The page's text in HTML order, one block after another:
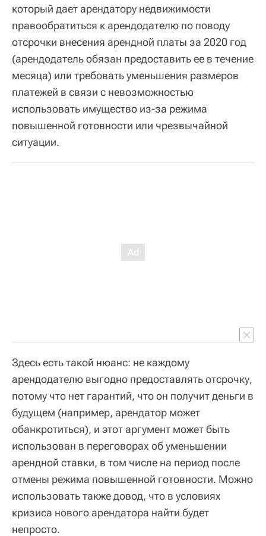
который дает арендатору недвижимости
правообратиться к арендодателю по поводу
отсрочки внесения арендной платы за 2020 год
(арендодатель обязан предоставить ее в течение
месяца) или требовать уменьшения размеров
платежей в связи с невозможностью
использовать имущество из-за режима
повышенной готовности или чрезвычайной
ситуации.
Здесь есть такой нюанс: не каждому
арендодателю выгодно предоставлять отсрочку,
потому что нет гарантий, что он получит деньги в
будущем (например, арендатор может
обанкротиться), и этот аргумент может быть
использован в переговорах об уменьшении
арендной ставки, в том числе на период после
отмены режима повышенной готовности. Можно
использовать также довод, что в условиях
кризиса нового арендатора найти будет
непросто.